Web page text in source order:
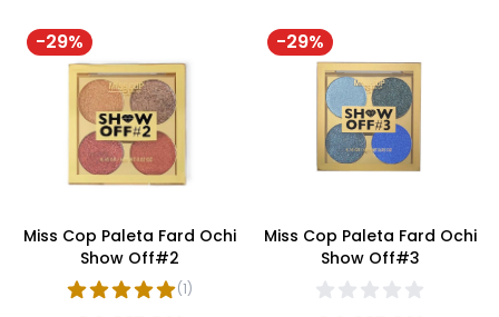
-29%
Miss Cop Paleta Fard Ochi
Show Off#2
(1)
-29%
Miss Cop Paleta Fard Ochi
Show Off#3